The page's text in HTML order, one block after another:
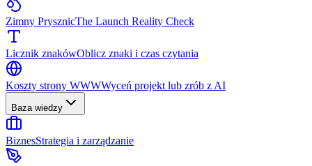
Zimny PrysznicThe Launch Reality Check
Licznik znakówOblicz znaki i czas czytania
Koszty strony WWWWyceń projekt lub zrób z AI
Baza wiedzy
BiznesStrategia i zarządzanie